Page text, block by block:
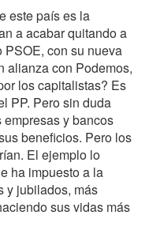
este país es la
a acabar quitando a
con su nueva
alianza con Podemos,
los capitalistas? Es
PP. Pero sin duda
y bancos
beneficios. Pero los
El ejemplo lo
ha impuesto a la
y jubilados, más
sus vidas más